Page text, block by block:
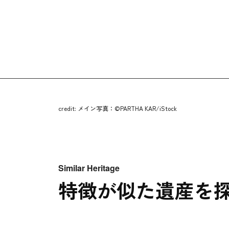
credit: メイン写真：©PARTHA KAR/iStock
Similar Heritage
特徴が似た遺産を